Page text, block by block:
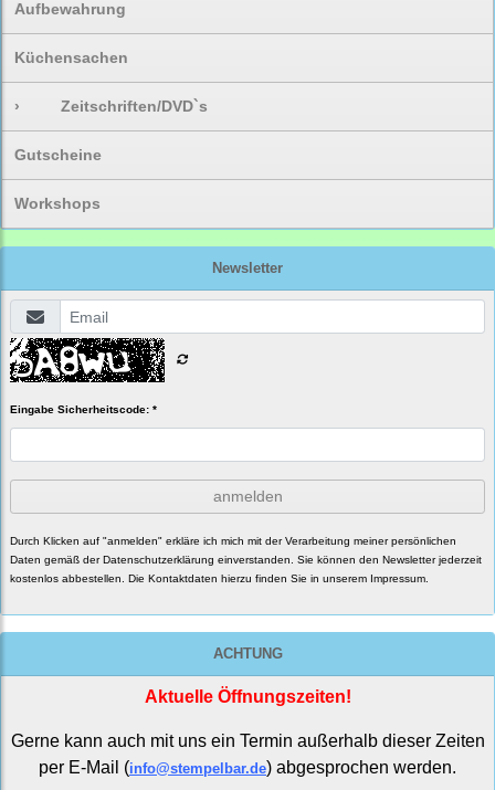
Aufbewahrung
Küchensachen
› Zeitschriften/DVD`s
Gutscheine
Workshops
Newsletter
Eingabe Sicherheitscode: *
anmelden
Durch Klicken auf "anmelden" erkläre ich mich mit der Verarbeitung meiner persönlichen
Daten gemäß der Datenschutzerklärung einverstanden. Sie können den Newsletter jederzeit
kostenlos abbestellen. Die Kontaktdaten hierzu finden Sie in unserem Impressum.
ACHTUNG
Aktuelle Öffnungszeiten!
Gerne kann auch mit uns ein Termin außerhalb dieser Zeiten
per E-Mail (info@stempelbar.de) abgesprochen werden.